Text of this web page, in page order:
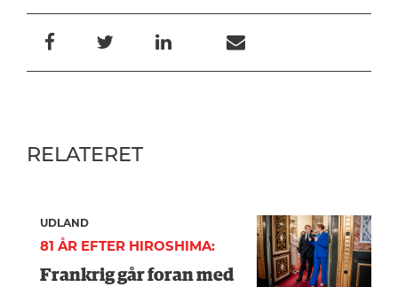
RELATERET
UDLAND
81 ÅR EFTER HIROSHIMA:
Frankrig går foran med